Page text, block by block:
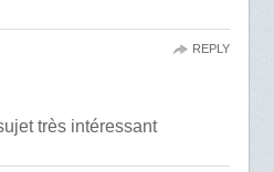
très intéressant
REPLY